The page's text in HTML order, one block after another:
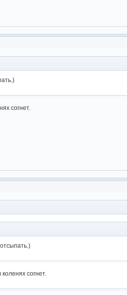
согнет.
согнет.